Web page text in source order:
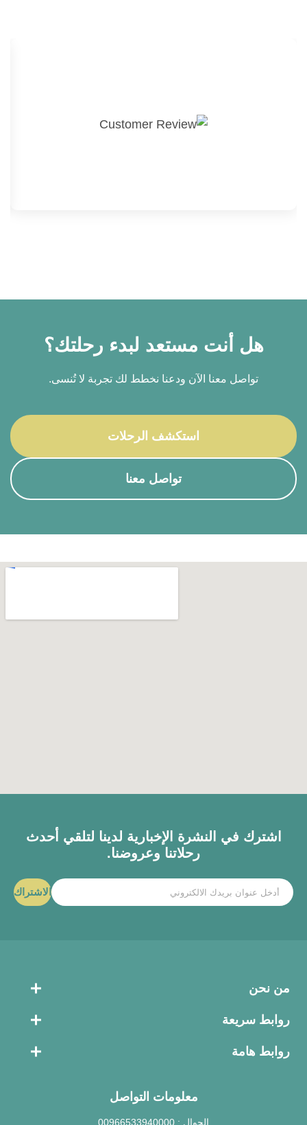
هل أنت مستعد لبدء رحلتك؟
تواصل معنا الآن ودعنا نخطط لك تجربة لا تُنسى.
استكشف الرحلات
تواصل معنا
اشترك في النشرة الإخبارية لدينا لتلقي أحدث
رحلاتنا وعروضنا.
الاشتراك
من نحن
روابط سريعة
روابط هامة
معلومات التواصل
الجوال : 00966533940000